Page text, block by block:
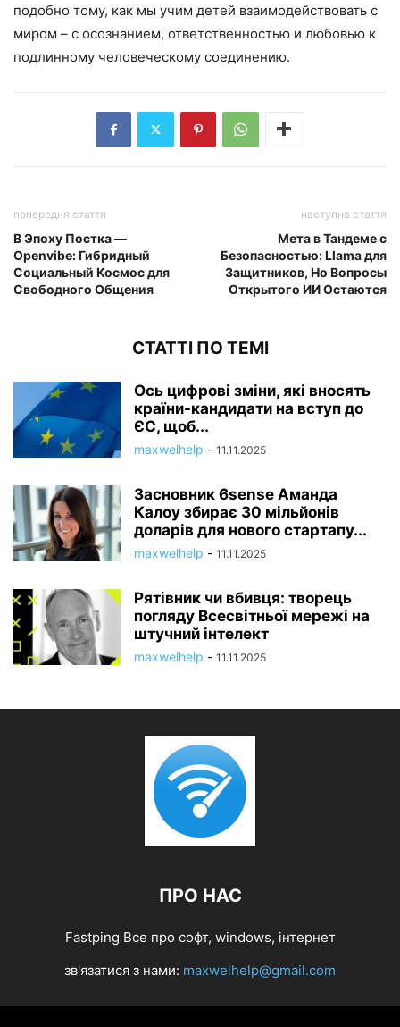
подобно тому, как мы учим детей взаимодействовать с
миром – с осознанием, ответственностью и любовью к
подлинному человеческому соединению.
попередня стаття
В Эпоху Постка —
Openvibe: Гибридный
Социальный Космос для
Свободного Общения
наступна стаття
Мета в Тандеме с
Безопасностью: Llama для
Защитников, Но Вопросы
Открытого ИИ Остаются
СТАТТІ ПО ТЕМІ
Ось цифрові зміни, які вносять
країни-кандидати на вступ до
ЄС, щоб...
maxwelhelp - 11.11.2025
Засновник 6sense Аманда
Калоу збирає 30 мільйонів
доларів для нового стартапу...
maxwelhelp - 11.11.2025
Рятівник чи вбивця: творець
погляду Всесвітньої мережі на
штучний інтелект
maxwelhelp - 11.11.2025
ПРО НАС
Fastping Все про софт, windows, інтернет
зв'язатися з нами: maxwelhelp@gmail.com